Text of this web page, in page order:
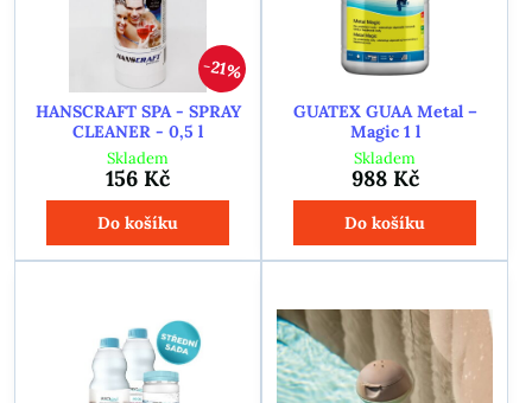
21%
HANSCRAFT SPA - SPRAY
CLEANER - 0,5 l
Skladem
156 Kč
Do košíku
GUATEX GUAA Metal –
Magic 1 l
Skladem
988 Kč
Do košíku